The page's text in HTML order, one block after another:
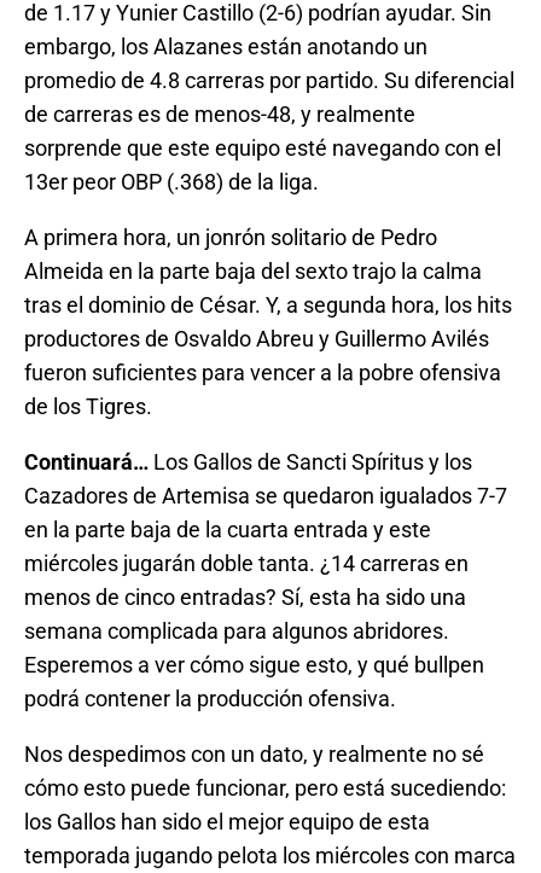
de 1.17 y Yunier Castillo (2-6) podrían ayudar. Sin
embargo, los Alazanes están anotando un
promedio de 4.8 carreras por partido. Su diferencial
de carreras es de menos-48, y realmente
sorprende que este equipo esté navegando con el
13er peor OBP (.368) de la liga.
A primera hora, un jonrón solitario de Pedro
Almeida en la parte baja del sexto trajo la calma
tras el dominio de César. Y, a segunda hora, los hits
productores de Osvaldo Abreu y Guillermo Avilés
fueron suficientes para vencer a la pobre ofensiva
de los Tigres.
Continuará… Los Gallos de Sancti Spíritus y los
Cazadores de Artemisa se quedaron igualados 7-7
en la parte baja de la cuarta entrada y este
miércoles jugarán doble tanta. ¿14 carreras en
menos de cinco entradas? Sí, esta ha sido una
semana complicada para algunos abridores.
Esperemos a ver cómo sigue esto, y qué bullpen
podrá contener la producción ofensiva.
Nos despedimos con un dato, y realmente no sé
cómo esto puede funcionar, pero está sucediendo:
los Gallos han sido el mejor equipo de esta
temporada jugando pelota los miércoles con marca